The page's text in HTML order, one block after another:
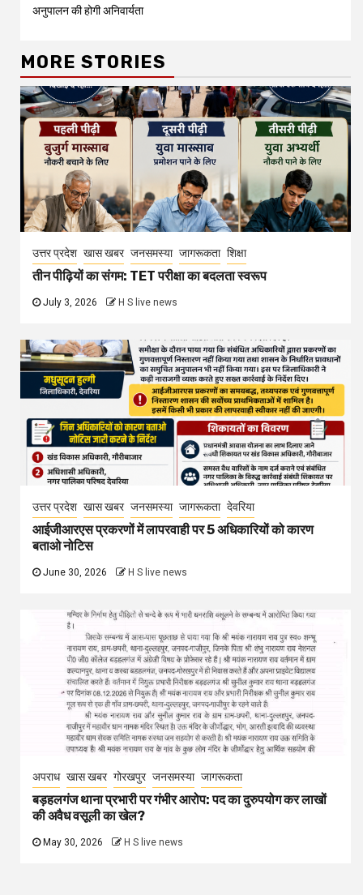
अनुपालन की होगी अनिवार्यता
MORE STORIES
उत्तर प्रदेश खास खबर जनसमस्या जागरूकता शिक्षा
तीन पीढ़ियों का संगम: TET परीक्षा का बदलता स्वरूप
July 3, 2026 H S live news
उत्तर प्रदेश खास खबर जनसमस्या जागरूकता देवरिया
आईजीआरएस प्रकरणों में लापरवाही पर 5 अधिकारियों को कारण
बताओ नोटिस
June 30, 2026 H S live news
अपराध खास खबर गोरखपुर जनसमस्या जागरूकता
बड़हलगंज थाना प्रभारी पर गंभीर आरोप: पद का दुरुपयोग कर लाखों
की अवैध वसूली का खेल?
May 30, 2026 H S live news